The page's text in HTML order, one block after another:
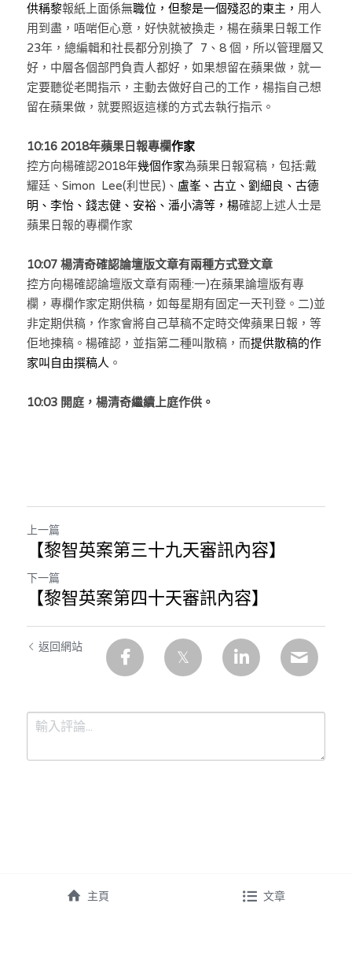
供稱黎報紙上面係無職位，但黎是一個殘忍的東主， 用人
用到盡，唔啱佢心意，好快就被換走，楊在蘋果日報工作
23年，總編輯和社長都分別換了  7、8 個，所以管理層又
好，中層各個部門負責人都好，如果想留在蘋果做，就一
定要聽從老闆指示，主動去做好自己的工作，楊指自己想
留在蘋果做，就要照返這樣的方式去執行指示。
10:16 2018年蘋果日報專欄作家
控方向楊確認2018年幾個作家為蘋果日報寫稿，包括:戴
耀廷、Simon  Lee(利世民)、 盧峯、古立、劉細良、古德
明、李怡、錢志健、安裕、潘小濤等，楊確認上述人士是
蘋果日報的專欄作家
10:07 楊清奇確認論壇版文章有兩種方式登文章
控方向楊確認論壇版文章有兩種:一)在蘋果論壇版有專
欄，專欄作家定期供稿，如每星期有固定一天刊登。二)並
非定期供稿，作家會將自己草稿不定時交俾蘋果日報，等
佢地揀稿。楊確認，並指第二種叫散稿，而提供散稿的作
家叫自由撰稿人 。
10:03 開庭，楊清奇繼續上庭作供。
上一篇
【黎智英案第三十九天審訊內容】
下一篇
【黎智英案第四十天審訊內容】
返回網站
主頁 文章